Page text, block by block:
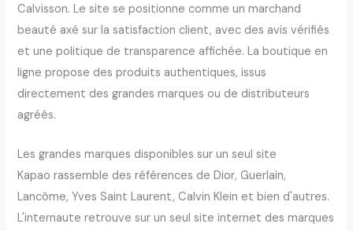
Calvisson. Le site se positionne comme un marchand
beauté axé sur la satisfaction client, avec des avis vérifiés
et une politique de transparence affichée. La boutique en
ligne propose des produits authentiques, issus
directement des grandes marques ou de distributeurs
agréés.
Les grandes marques disponibles sur un seul site
Kapao rassemble des références de Dior, Guerlain,
Lancôme, Yves Saint Laurent, Calvin Klein et bien d'autres.
L'internaute retrouve sur un seul site internet des marques